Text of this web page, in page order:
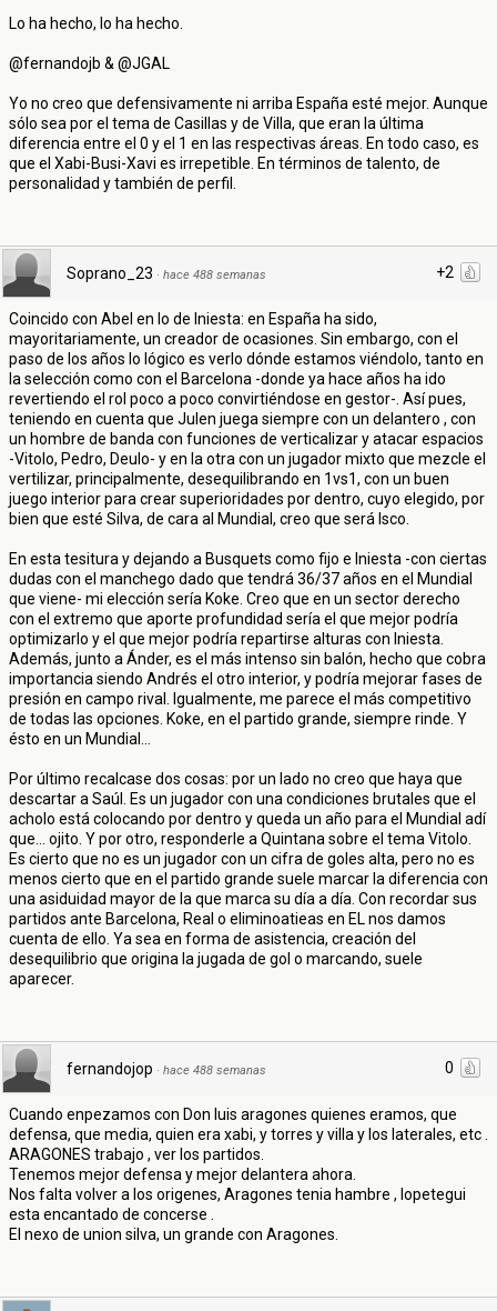
Lo ha hecho, lo ha hecho.
@fernandojb & @JGAL
Yo no creo que defensivamente ni arriba España esté mejor. Aunque
sólo sea por el tema de Casillas y de Villa, que eran la última
diferencia entre el 0 y el 1 en las respectivas áreas. En todo caso, es
que el Xabi-Busi-Xavi es irrepetible. En términos de talento, de
personalidad y también de perfil.
+2
Soprano_23 · hace 488 semanas
Coincido con Abel en lo de Iniesta: en España ha sido,
mayoritariamente, un creador de ocasiones. Sin embargo, con el
paso de los años lo lógico es verlo dónde estamos viéndolo, tanto en
la selección como con el Barcelona -donde ya hace años ha ido
revertiendo el rol poco a poco convirtiéndose en gestor-. Así pues,
teniendo en cuenta que Julen juega siempre con un delantero , con
un hombre de banda con funciones de verticalizar y atacar espacios
-Vitolo, Pedro, Deulo- y en la otra con un jugador mixto que mezcle el
vertilizar, principalmente, desequilibrando en 1vs1, con un buen
juego interior para crear superioridades por dentro, cuyo elegido, por
bien que esté Silva, de cara al Mundial, creo que será Isco.
En esta tesitura y dejando a Busquets como fijo e Iniesta -con ciertas
dudas con el manchego dado que tendrá 36/37 años en el Mundial
que viene- mi elección sería Koke. Creo que en un sector derecho
con el extremo que aporte profundidad sería el que mejor podría
optimizarlo y el que mejor podría repartirse alturas con Iniesta.
Además, junto a Ánder, es el más intenso sin balón, hecho que cobra
importancia siendo Andrés el otro interior, y podría mejorar fases de
presión en campo rival. Igualmente, me parece el más competitivo
de todas las opciones. Koke, en el partido grande, siempre rinde. Y
ésto en un Mundial...
Por último recalcase dos cosas: por un lado no creo que haya que
descartar a Saúl. Es un jugador con una condiciones brutales que el
acholo está colocando por dentro y queda un año para el Mundial adí
que... ojito. Y por otro, responderle a Quintana sobre el tema Vitolo.
Es cierto que no es un jugador con un cifra de goles alta, pero no es
menos cierto que en el partido grande suele marcar la diferencia con
una asiduidad mayor de la que marca su día a día. Con recordar sus
partidos ante Barcelona, Real o eliminoatieas en EL nos damos
cuenta de ello. Ya sea en forma de asistencia, creación del
desequilibrio que origina la jugada de gol o marcando, suele
aparecer.
0
fernandojop · hace 488 semanas
Cuando enpezamos con Don luis aragones quienes eramos, que
defensa, que media, quien era xabi, y torres y villa y los laterales, etc .
ARAGONES trabajo , ver los partidos.
Tenemos mejor defensa y mejor delantera ahora.
Nos falta volver a los origenes, Aragones tenia hambre , lopetegui
esta encantado de concerse .
El nexo de union silva, un grande con Aragones.